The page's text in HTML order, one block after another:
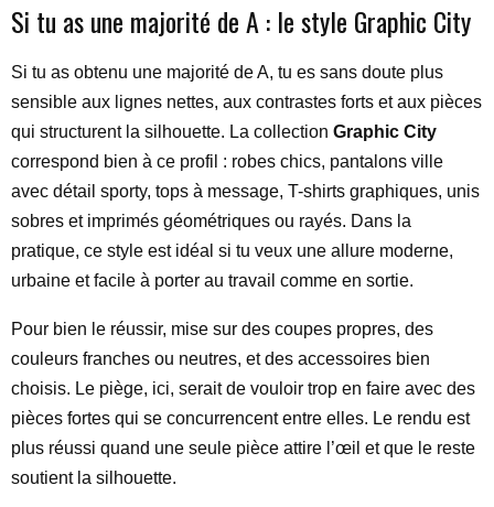
Si tu as une majorité de A : le style Graphic City
Si tu as obtenu une majorité de A, tu es sans doute plus
sensible aux lignes nettes, aux contrastes forts et aux pièces
qui structurent la silhouette. La collection Graphic City
correspond bien à ce profil : robes chics, pantalons ville
avec détail sporty, tops à message, T-shirts graphiques, unis
sobres et imprimés géométriques ou rayés. Dans la
pratique, ce style est idéal si tu veux une allure moderne,
urbaine et facile à porter au travail comme en sortie.
Pour bien le réussir, mise sur des coupes propres, des
couleurs franches ou neutres, et des accessoires bien
choisis. Le piège, ici, serait de vouloir trop en faire avec des
pièces fortes qui se concurrencent entre elles. Le rendu est
plus réussi quand une seule pièce attire l’œil et que le reste
soutient la silhouette.